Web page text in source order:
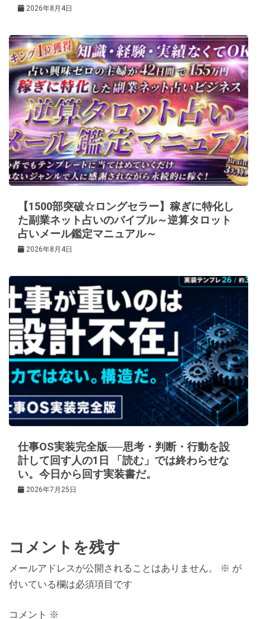
2026年8月4日
【1500部突破☆ロングセラー】稼ぎに特化し
た副業ネット占いのバイブル～逆算タロット
占いメール鑑定マニュアル～
2026年8月4日
仕事OS実装完全版──思考・判断・行動を設
計して回す人の1日 「読む」では終わらせな
い。今日から回す実装書だ。
2026年7月25日
コメントを残す
メールアドレスが公開されることはありません。 ※ が
付いている欄は必須項目です
コメント ※